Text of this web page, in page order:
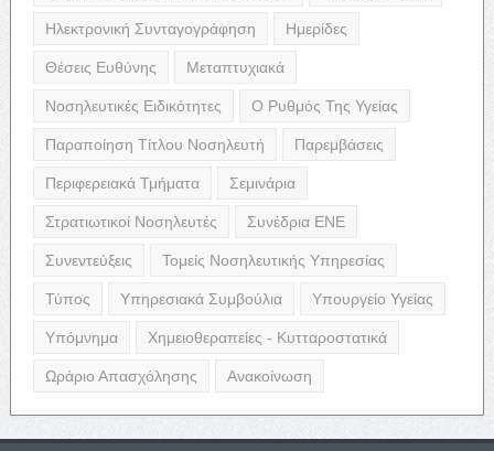
Ηλεκτρονική Συνταγογράφηση Ημερίδες
Θέσεις Ευθύνης Μεταπτυχιακά
Νοσηλευτικές Ειδικότητες Ο Ρυθμός Της Υγείας
Παραποίηση Τίτλου Νοσηλευτή Παρεμβάσεις
Περιφερειακά Τμήματα Σεμινάρια
Στρατιωτικοί Νοσηλευτές Συνέδρια ΕΝΕ
Συνεντεύξεις Τομείς Νοσηλευτικής Υπηρεσίας
Τύπος Υπηρεσιακά Συμβούλια Υπουργείο Υγείας
Υπόμνημα Χημειοθεραπείες - Κυτταροστατικά
Ωράριο Απασχόλησης Ανακοίνωση